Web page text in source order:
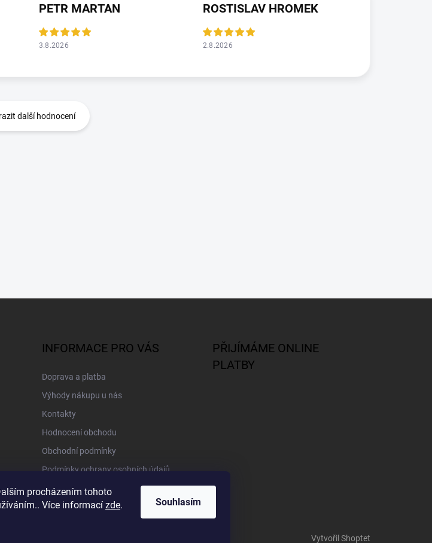
procházením tohoto
Více informací zde. Souhlasím
PETR MARTAN
3.8.2026
ROSTISLAV HROMEK
2.8.2026
další hodnocení
INFORMACE PRO VÁS
Doprava a platba
Výhody nákupu u nás
Kontakty
Hodnocení obchodu
Obchodní podmínky
Podmínky ochrany osobních údajů
Vracení zboží a reklamace
PŘIJÍMÁME ONLINE
PLATBY
Vytvořil Shoptet